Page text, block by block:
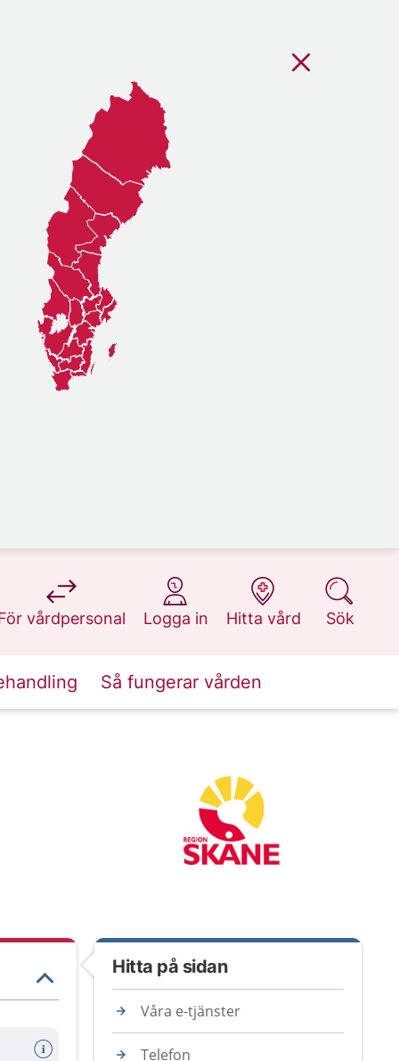
vårdpersonal
på 1177.se
Logga in
på 1177.se
Hitta vård
på 1177.se
Sök
på 1177.se
Så fungerar vården
Hitta på sidan
Våra e-tjänster
Telefon